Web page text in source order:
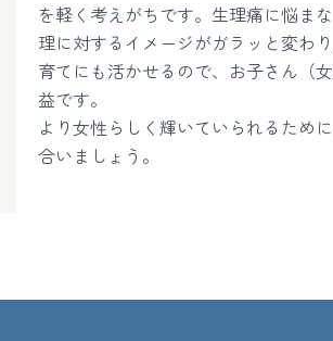
を軽く考えがちです。生理痛に悩ま
理に対するイメージがガラッと変わ
育てにも活かせるので、お子さん（
益です。
より女性らしく輝いていられるため
合いましょう。